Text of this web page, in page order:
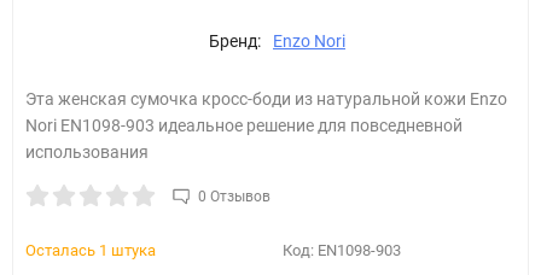
Бренд: Enzo Nori
Эта женская сумочка кросс-боди из натуральной кожи Enzo
Nori EN1098-903 идеальное решение для повседневной
использования
0 Отзывов
Осталась 1 штука Код: EN1098-903